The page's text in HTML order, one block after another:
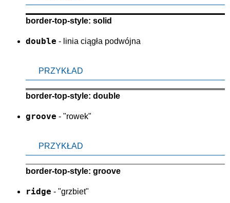
border-top-style: solid
double - linia ciągła podwójna
PRZYKŁAD
border-top-style: double
groove - "rowek"
PRZYKŁAD
border-top-style: groove
ridge - "grzbiet"